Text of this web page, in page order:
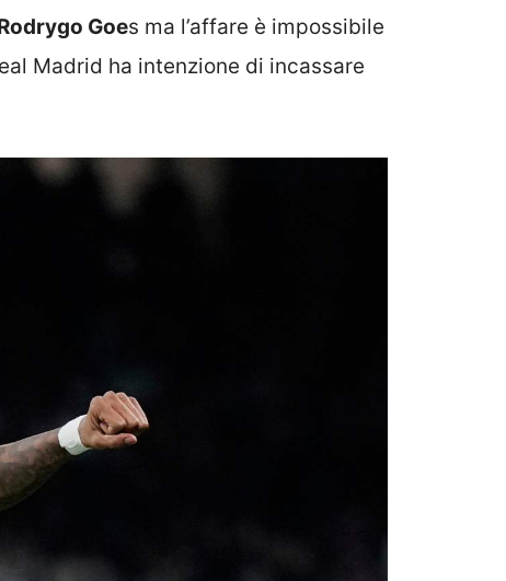
Goes ma l’affare è impossibile
Madrid ha intenzione di incassare